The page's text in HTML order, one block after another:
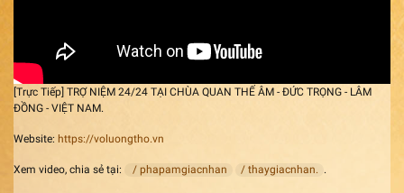
[Trực Tiếp] TRỢ NIỆM 24/24 TẠI CHÙA QUAN THẾ ÂM - ĐỨC TRỌNG - LÂM
ĐỒNG - VIỆT NAM.
Website: https://voluongtho.vn
Xem video, chia sẻ tại: / phapamgiacnhan / thaygiacnhan. .